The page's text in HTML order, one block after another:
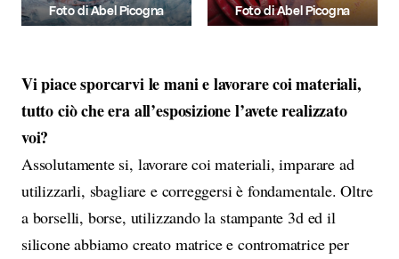
Foto di Abel Picogna Foto di Abel Picogna
Vi piace sporcarvi le mani e lavorare coi materiali,
tutto ciò che era all’esposizione l’avete realizzato
voi?
Assolutamente si, lavorare coi materiali, imparare ad
utilizzarli, sbagliare e correggersi è fondamentale. Oltre
a borselli, borse, utilizzando la stampante 3d ed il
silicone abbiamo creato matrice e contromatrice per